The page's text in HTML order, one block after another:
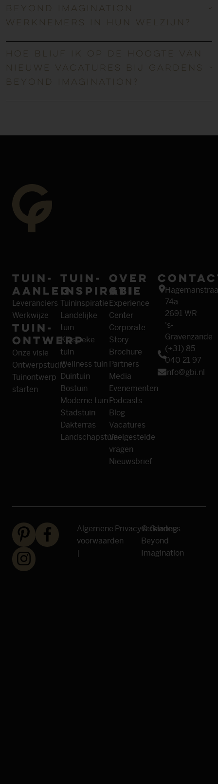
Beyond Imagination
werknemers in hun welzijn?
Hoe blijf ik op de hoogte van
nieuwe vacatures bij Gardens
Beyond Imagination?
Tuin­
aanleg
Leveranciers
Werkwijze
Tuin­
ontwerp
Onze visie
Ontwerpstudio
Tuinontwerp
starten
Tuin­
inspiratie
Tuininspiratie
Landelijke
tuin
Klassieke
tuin
Wellness tuin
Duintuin
Bostuin
Moderne tuin
Stadstuin
Dakterras
Landschapstuin
Over
GBI
Experience
Center
Corporate
Story
Brochure
Partners
Media
Evenementen
Podcasts
Blog
Vacatures
Veelgestelde
vragen
Nieuwsbrief
74a
2691 WR
's-
Gravenzande
(+31) 85
040 21 97
info@gbi.nl
© Gardens
Beyond
Imagination
Algemene
voorwaarden
|
Privacyverklaring